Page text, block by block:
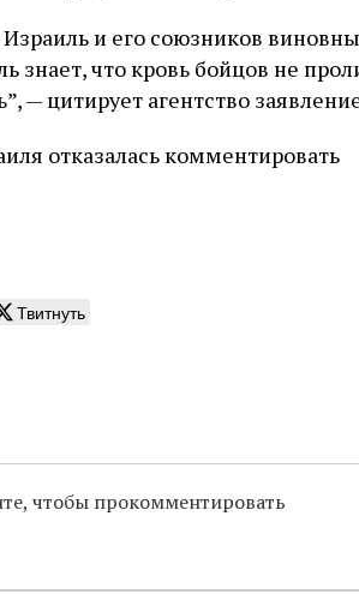
и его союзников
знает, что кровь бойцов не
— цитирует агентство
отказалась комментировать
Твитнуть
чтобы прокомментировать